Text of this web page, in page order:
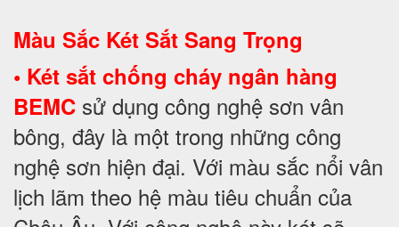
Màu Sắc Két Sắt Sang Trọng
• Két sắt chống cháy ngân hàng
BEMC sử dụng công nghệ sơn vân
bông, đây là một trong những công
nghệ sơn hiện đại. Với màu sắc nổi vân
lịch lãm theo hệ màu tiêu chuẩn của